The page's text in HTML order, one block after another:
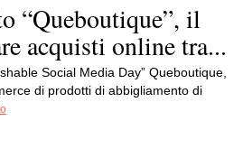
“Queboutique”, il
acquisti online tra...
Social Media Day” Queboutique,
di prodotti di abbigliamento di